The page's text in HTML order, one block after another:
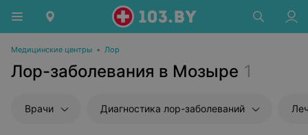
Медицинские центры • Лор
Лор-заболевания в Мозыре 1
Врачи Диагностика лор-заболеваний